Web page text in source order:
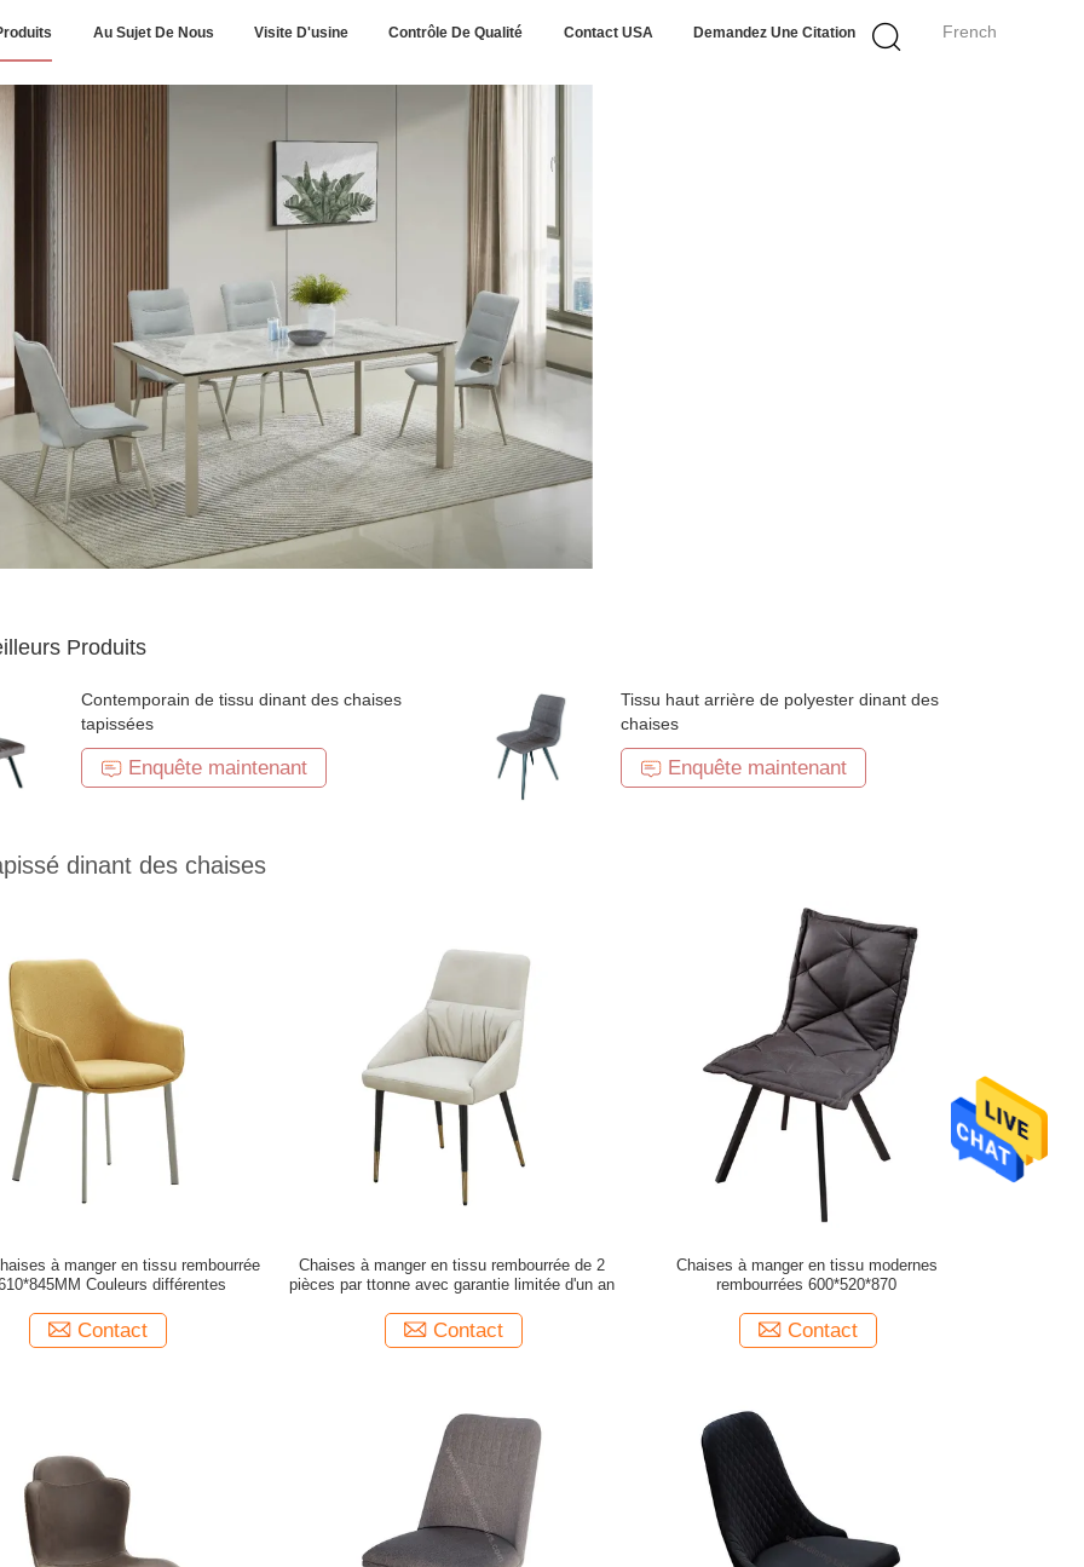
French
Au Sujet De Nous Visite D'usine Contrôle De Qualité Contact USA Demandez Une Citation
Produits
Contemporain de tissu dinant des chaises
tapissées
Enquête maintenant
Tissu haut arrière de polyester dinant des
chaises
Enquête maintenant
dinant des chaises
à manger en tissu rembourrée
Couleurs différentes
Contact
Chaises à manger en tissu rembourrée de 2
pièces par ttonne avec garantie limitée d'un an
Contact
Chaises à manger en tissu modernes
rembourrées 600*520*870
Contact